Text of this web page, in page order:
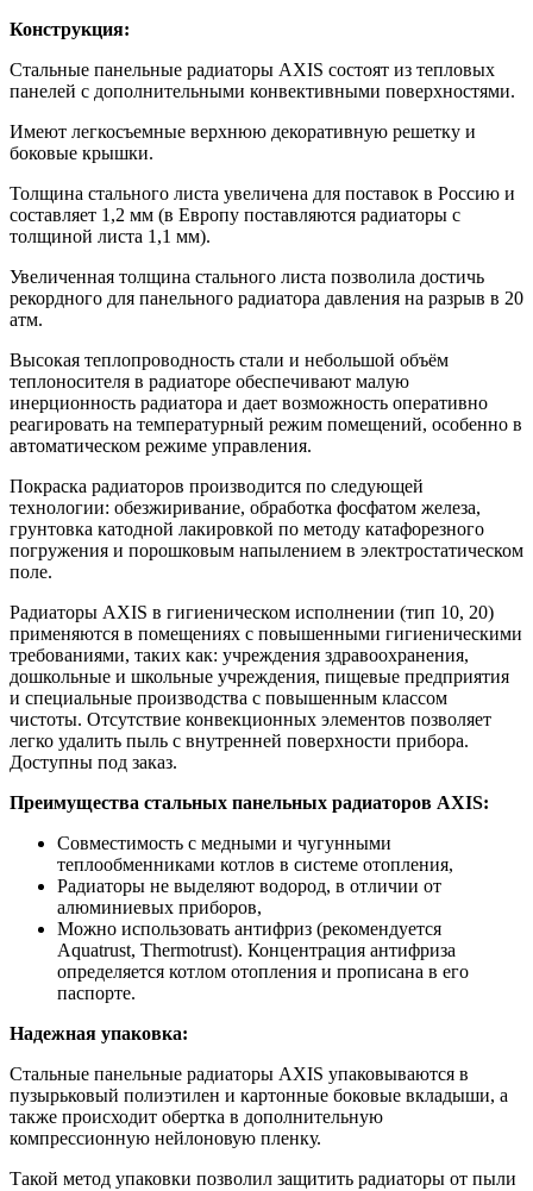
Конструкция:
Стальные панельные радиаторы AXIS состоят из тепловых
панелей с дополнительными конвективными поверхностями.
Имеют легкосъемные верхнюю декоративную решетку и
боковые крышки.
Толщина стального листа увеличена для поставок в Россию и
составляет 1,2 мм (в Европу поставляются радиаторы с
толщиной листа 1,1 мм).
Увеличенная толщина стального листа позволила достичь
рекордного для панельного радиатора давления на разрыв в 20
атм.
Высокая теплопроводность стали и небольшой объём
теплоносителя в радиаторе обеспечивают малую
инерционность радиатора и дает возможность оперативно
реагировать на температурный режим помещений, особенно в
автоматическом режиме управления.
Покраска радиаторов производится по следующей
технологии: обезжиривание, обработка фосфатом железа,
грунтовка катодной лакировкой по методу катафорезного
погружения и порошковым напылением в электростатическом
поле.
Радиаторы AXIS в гигиеническом исполнении (тип 10, 20)
применяются в помещениях с повышенными гигиеническими
требованиями, таких как: учреждения здравоохранения,
дошкольные и школьные учреждения, пищевые предприятия
и специальные производства с повышенным классом
чистоты. Отсутствие конвекционных элементов позволяет
легко удалить пыль с внутренней поверхности прибора.
Доступны под заказ.
Преимущества стальных панельных радиаторов AXIS:
Совместимость с медными и чугунными
теплообменниками котлов в системе отопления,
Радиаторы не выделяют водород, в отличии от
алюминиевых приборов,
Можно использовать антифриз (рекомендуется
Aquatrust, Thermotrust). Концентрация антифриза
определяется котлом отопления и прописана в его
паспорте.
Надежная упаковка:
Стальные панельные радиаторы AXIS упаковываются в
пузырьковый полиэтилен и картонные боковые вкладыши, а
также происходит обертка в дополнительную
компрессионную нейлоновую пленку.
Такой метод упаковки позволил защитить радиаторы от пыли